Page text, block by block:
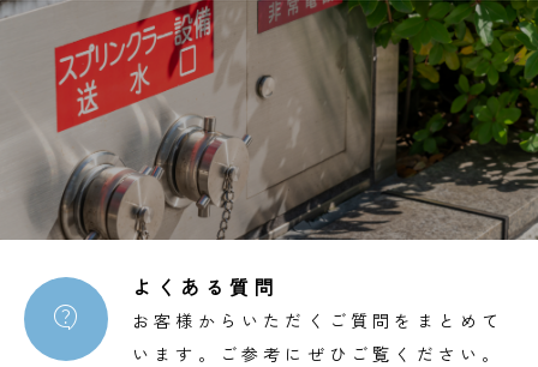

よくある質問
お客様からいただくご質問をまとめて
います。ご参考にぜひご覧ください。